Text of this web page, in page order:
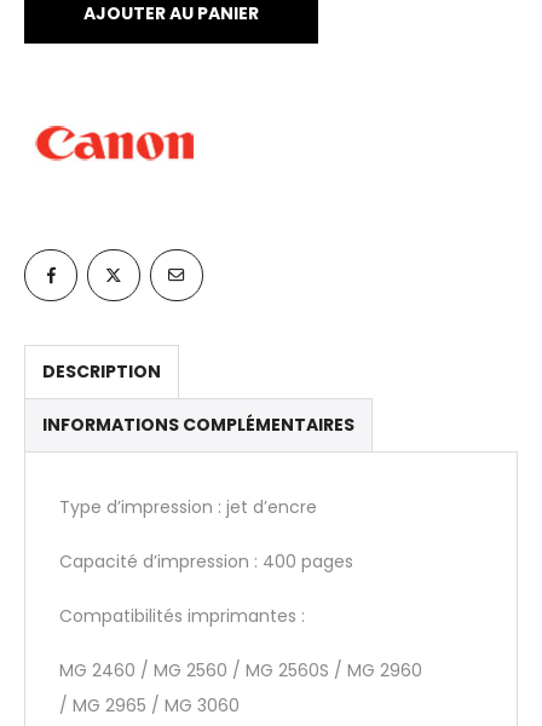
AJOUTER AU PANIER
DESCRIPTION
INFORMATIONS COMPLÉMENTAIRES
Type d’impression : jet d’encre
Capacité d’impression : 400 pages
Compatibilités imprimantes :
MG 2460 / MG 2560 / MG 2560S / MG 2960
/ MG 2965 / MG 3060